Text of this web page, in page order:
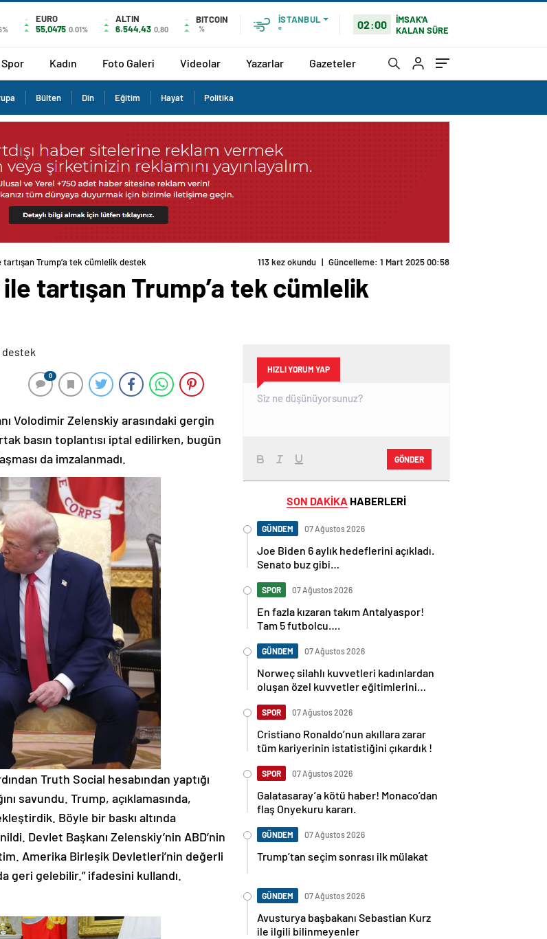
EURO
55,0475 0.01%
ALTIN
6.544,43 0,80
BITCOIN
%
İSTANBUL
°
02:00
İMSAK'A
KALAN SÜRE
Spor Kadın Foto Galeri Videolar Yazarlar Gazeteler
Bülten Din Eğitim Hayat Politika
tartışan Trump’a tek cümlelik destek 113 kez okundu | Güncelleme: 1 Mart 2025 00:58
tartışan Trump’a tek cümlelik
0
Volodimir Zelenskiy arasındaki gergin
basın toplantısı iptal edilirken, bugün
da imzalanmadı.
Truth Social hesabından yaptığı
savundu. Trump, açıklamasında,
Böyle bir baskı altında
Devlet Başkanı Zelenskiy’nin ABD’nin
Amerika Birleşik Devletleri’nin değerli
geri gelebilir.” ifadesini kullandı.
HIZLI YORUM YAP
GÖNDER
SON DAKİKA HABERLERİ
GÜNDEM 07 Ağustos 2026
Joe Biden 6 aylık hedeflerini açıkladı.
Senato buz gibi…
SPOR 07 Ağustos 2026
En fazla kızaran takım Antalyaspor!
Tam 5 futbolcu….
GÜNDEM 07 Ağustos 2026
Norweç silahlı kuvvetleri kadınlardan
oluşan özel kuvvetler eğitimlerini
SPOR 07 Ağustos 2026
Cristiano Ronaldo’nun akıllara zarar
tüm kariyerinin istatistiğini çıkardık !
SPOR 07 Ağustos 2026
Galatasaray’a kötü haber! Monaco’dan
flaş Onyekuru kararı.
GÜNDEM 07 Ağustos 2026
Trump’tan seçim sonrası ilk mülakat
GÜNDEM 07 Ağustos 2026
Avusturya başbakanı Sebastian Kurz
ile ilgili bilinmeyenler